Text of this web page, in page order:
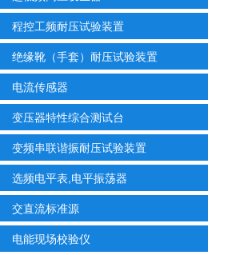
程控工频耐压试验装置
绝缘靴（手套）耐压试验装置
电流传感器
变压器特性综合测试台
变频串联谐振耐压试验装置
选频电平表,电平振荡器
交直流标准源
电能现场校验仪